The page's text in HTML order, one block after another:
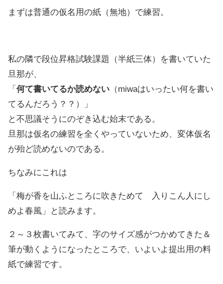
まずは普通の仮名用の紙（無地）で練習。
私の隣で段位昇格試験課題（半紙三体）を書いていた
旦那が、
「 何て書いてるか読めない （miwaはいったい何を書い
てるんだろう？？）」
と不思議そうにのぞき込む始末である。
旦那は仮名の練習を全くやっていないため、変体仮名
が殆ど読めないのである。
ちなみにこれは
「梅が香を山ふところに吹きためて 入りこん人にし
めよ春風」と読みます。
２～３枚書いてみて、字のサイズ感がつかめてきた＆
筆が動くようになったところで、いよいよ提出用の料
紙で練習です。